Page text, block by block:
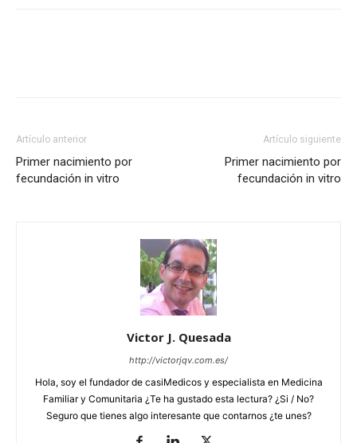
Artículo anterior
Primer nacimiento por
fecundación in vitro
Artículo siguiente
Primer nacimiento por
fecundación in vitro
Victor J. Quesada
http://victorjqv.com.es/
Hola, soy el fundador de casiMedicos y especialista en Medicina
Familiar y Comunitaria ¿Te ha gustado esta lectura? ¿Si / No?
Seguro que tienes algo interesante que contarnos ¿te unes?